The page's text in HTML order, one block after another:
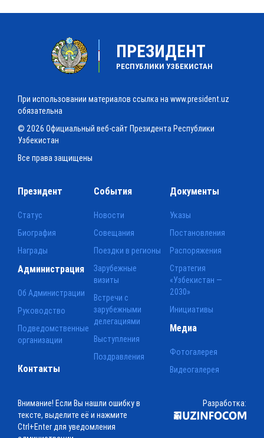
ПРЕЗИДЕНТ
РЕСПУБЛИКИ УЗБЕКИСТАН
При использовании материалов ссылка на www.president.uz
обязательна
© 2026 Официальный веб-сайт Президента Республики
Узбекистан
Все права защищены
Президент
Статус
Биография
Награды
События
Новости
Совещания
Поездки в регионы
Зарубежные
визиты
Встречи с
зарубежными
делегациями
Выступления
Поздравления
Документы
Указы
Постановления
Распоряжения
Стратегия
«Узбекистан —
2030»
Инициативы
Администрация
Об Администрации
Руководство
Подведомственные
организации
Медиа
Фотогалерея
Видеогалерея
Контакты
Внимание! Если Вы нашли ошибку в
тексте, выделите её и нажмите
Ctrl+Enter для уведомления
Разработка: